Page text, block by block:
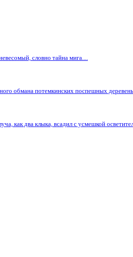
словно тайна мига....
обмана потемкинских поспешных
как два клыка, всадил с усмешкой